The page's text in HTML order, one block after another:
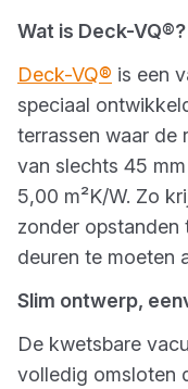
Wat is Deck-VQ®?
Deck-VQ® is een
speciaal
terrassen waar de
van slechts 45
5,00 m²K/W. Zo
zonder opstanden
deuren te moeten
Slim ontwerp,
De kwetsbare
volledig omsloten